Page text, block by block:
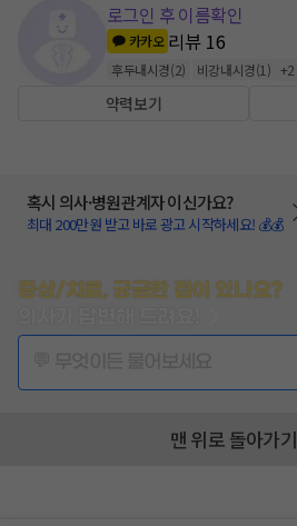
로그인 후 이름확인
카카오 리뷰 16
후두내시경(2) 비강내시경(1 ) +2
약력보기
혹시 의사·병원관계자 이신가요?
최대 200만원 받고 바로 광고 시작하세요! 💰💰
증상/치료, 궁금한 점이 있나요?
맨 위로 돌아가기